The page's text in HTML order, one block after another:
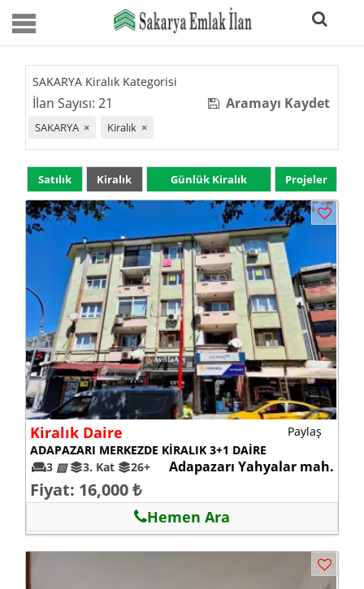
SAKARYA Kiralık Kategorisi
İlan Sayısı: 21 Aramayı Kaydet
SAKARYA × Kiralık ×
Satılık Kiralık Günlük Kiralık Projeler
Kiralık Daire
ADAPAZARI MERKEZDE KİRALIK 3+1 DAİRE
3 ▨ 3. Kat 26+ Adapazarı Yahyalar mah.
Fiyat: 16,000 ₺
Hemen Ara
Paylaş